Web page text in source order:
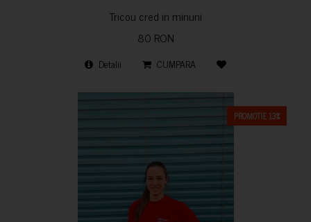
Tricou cred in minuni
80 RON
Detalii CUMPARA
PROMOTIE 13%